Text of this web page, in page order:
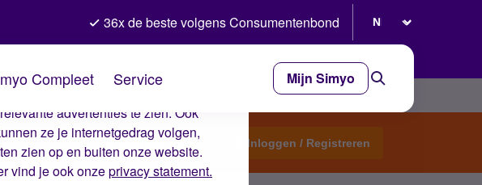
wij ervoor dat je ervaring op de
advertenties te zien. Ook
ze je internetgedrag volgen,
zien op en buiten onze website.
vind je ook onzeprivacy statement.
36x de beste volgens Consumentenbond
Compleet Service Mijn Simyo
Start een topic Inloggen / Registreren